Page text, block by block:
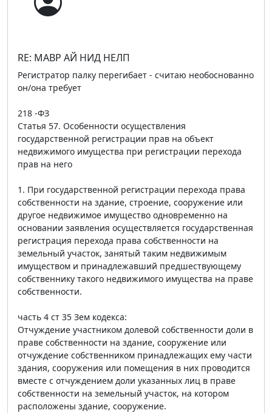
RE: МАВР АЙ НИД НЕЛП
Регистратор палку перегибает - считаю необоснованно
он/она требует
218 -ФЗ
Статья 57. Особенности осуществления
государственной регистрации прав на объект
недвижимого имущества при регистрации перехода
прав на него
1. При государственной регистрации перехода права
собственности на здание, строение, сооружение или
другое недвижимое имущество одновременно на
основании заявления осуществляется государственная
регистрация перехода права собственности на
земельный участок, занятый таким недвижимым
имуществом и принадлежавший предшествующему
собственнику такого недвижимого имущества на праве
собственности.
часть 4 ст 35 Зем кодекса:
Отчуждение участником долевой собственности доли в
праве собственности на здание, сооружение или
отчуждение собственником принадлежащих ему части
здания, сооружения или помещения в них проводится
вместе с отчуждением доли указанных лиц в праве
собственности на земельный участок, на котором
расположены здание, сооружение.